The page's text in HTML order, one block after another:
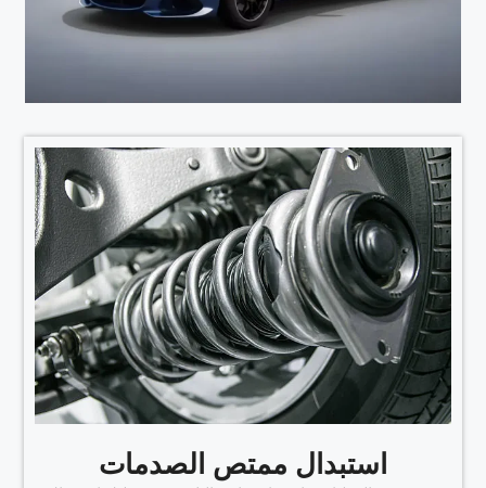
استبدال ممتص الصدمات